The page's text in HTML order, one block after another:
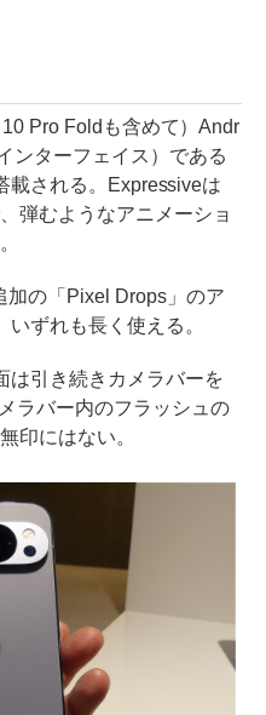
Pro Foldも含めて）Andr
ンターフェイス）である
載される。Expressiveは
弾むようなアニメーショ
の「Pixel Drops」のア
ずれも長く使える。
引き続きカメラバーを
ラバー内のフラッシュの
印にはない。